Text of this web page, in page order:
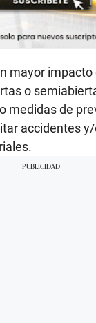
mayor impacto
o
medidas de
accidentes